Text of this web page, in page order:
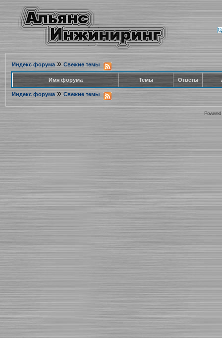
Индекс форума» Свежие темы
Имя форума Темы Ответы
Индекс форума » Свежие темы